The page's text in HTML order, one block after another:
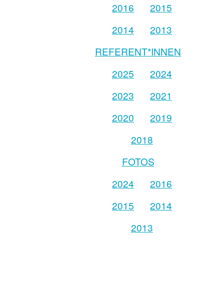
2016
2015
2014
2013
REFERENT*INNEN
2025
2024
2023
2021
2020
2019
2018
FOTOS
2024
2016
2015
2014
2013